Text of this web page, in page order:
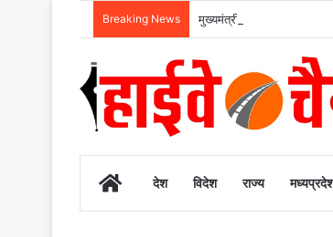
Breaking News मुख्यमंत्री साय ने की जनसंपर्क
Homeदेश विदेश राज्य